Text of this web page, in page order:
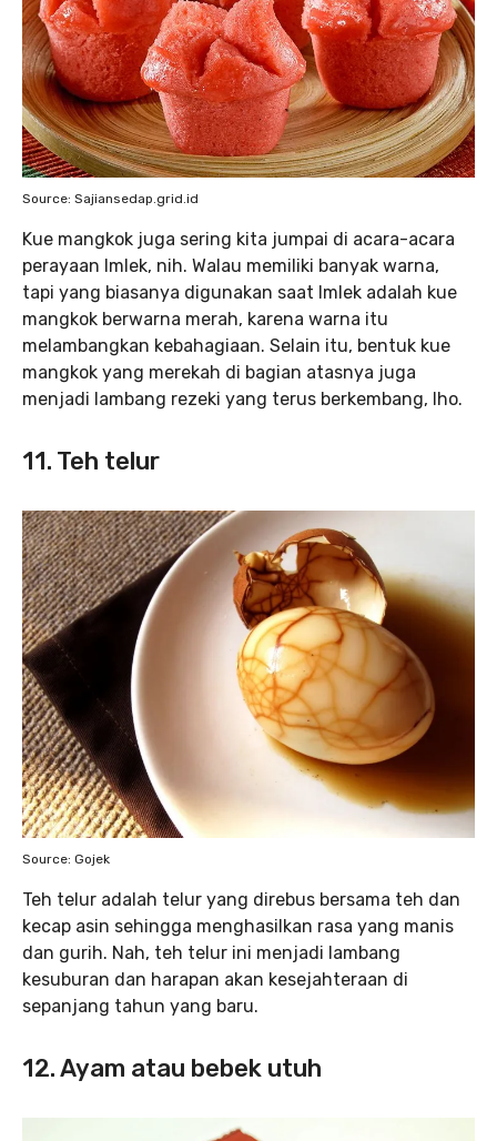
Source: Sajiansedap.grid.id
Kue mangkok juga sering kita jumpai di acara-acara
perayaan Imlek, nih. Walau memiliki banyak warna,
tapi yang biasanya digunakan saat Imlek adalah kue
mangkok berwarna merah, karena warna itu
melambangkan kebahagiaan. Selain itu, bentuk kue
mangkok yang merekah di bagian atasnya juga
menjadi lambang rezeki yang terus berkembang, lho.
11. Teh telur
Source: Gojek
Teh telur adalah telur yang direbus bersama teh dan
kecap asin sehingga menghasilkan rasa yang manis
dan gurih. Nah, teh telur ini menjadi lambang
kesuburan dan harapan akan kesejahteraan di
sepanjang tahun yang baru.
12. Ayam atau bebek utuh